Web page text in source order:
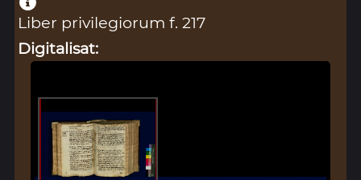
Liber privilegiorum f. 217
Digitalisat: